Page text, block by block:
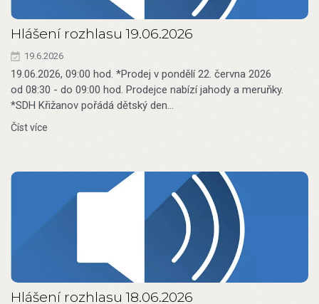
Hlášení rozhlasu 19.06.2026
19.6.2026
19.06.2026, 09:00 hod. *Prodej v pondělí 22. června 2026
od 08:30 - do 09:00 hod. Prodejce nabízí jahody a meruňky.
*SDH Křižanov pořádá dětský den…
Číst více
Hlášení rozhlasu 18.06.2026